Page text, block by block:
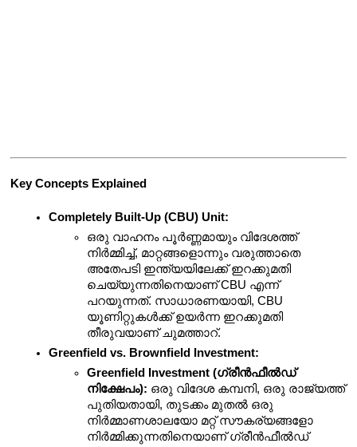
Key Concepts Explained
Completely Built-Up (CBU) Unit:
ഒരു വാഹനം പൂർണ്ണമായും വിദേശത്ത്
നിർമ്മിച്ച്, മാറ്റങ്ങളൊന്നും വരുത്താതെ
അതേപടി ഇന്ത്യയിലേക്ക് ഇറക്കുമതി
ചെയ്യുന്നതിനെയാണ് CBU എന്ന്
പറയുന്നത്. സാധാരണയായി, CBU
യൂണിറ്റുകൾക്ക് ഉയർന്ന ഇറക്കുമതി
തീരുവയാണ് ചുമത്താറ്.
Greenfield vs. Brownfield Investment:
Greenfield Investment (ഗ്രീൻഫീൽഡ്
നിക്ഷേപം): ഒരു വിദേശ കമ്പനി, ഒരു രാജ്യത്ത്
പുതിയതായി, തുടക്കം മുതൽ ഒരു
നിർമ്മാണശാലയോ മറ്റ് സൗകര്യങ്ങളോ
നിർമ്മിക്കുന്നതിനെയാണ് ഗ്രീൻഫീൽഡ്